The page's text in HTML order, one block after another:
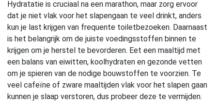
Hydratatie is cruciaal na een marathon, maar zorg ervoor
dat je niet vlak voor het slapengaan te veel drinkt, anders
kun je last krijgen van frequente toiletbezoeken. Daarnaast
is het belangrijk om de juiste voedingsstoffen binnen te
krijgen om je herstel te bevorderen. Eet een maaltijd met
een balans van eiwitten, koolhydraten en gezonde vetten
om je spieren van de nodige bouwstoffen te voorzien. Te
veel cafeïne of zware maaltijden vlak voor het slapen gaan
kunnen je slaap verstoren, dus probeer deze te vermijden.